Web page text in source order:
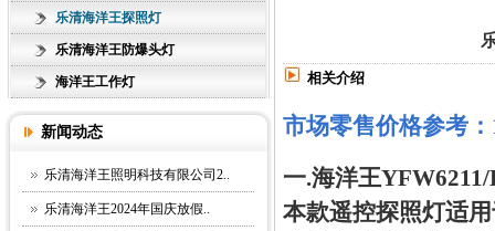
乐清海洋王探照灯
乐清海洋王防爆头灯
海洋王工作灯
新闻动态
乐清海洋王照明科技有限公司2..
乐清海洋王2024年国庆放假..
相关介绍
市场零售价格参考
一.海洋王
本款遥控探照灯适